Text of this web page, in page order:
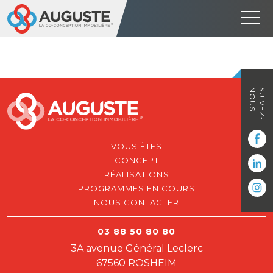
VOUS ÊTES
CONCEPT
RÉALISATIONS
PROGRAMMES EN COURS
NOUS CONTACTER
03 88 50 80 80
3A avenue Général Leclerc
67560 ROSHEIM
SUIVEZ-
NOUS !